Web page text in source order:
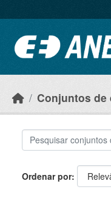
Conjuntos de
Ordenar por